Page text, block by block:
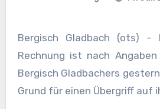
Bergisch Gladbach (ots) –
Rechnung ist nach
Bergisch Gladbachers
Grund für einen Übergriff auf